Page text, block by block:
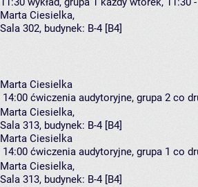
Marta Ciesielka,
Sala 302, budynek: B-4 [B4]
Marta Ciesielka
14:00 ćwiczenia audytoryjne, grupa 2 co
Marta Ciesielka,
Sala 313, budynek: B-4 [B4]
Marta Ciesielka
14:00 ćwiczenia audytoryjne, grupa 1 co
Marta Ciesielka,
Sala 313, budynek: B-4 [B4]